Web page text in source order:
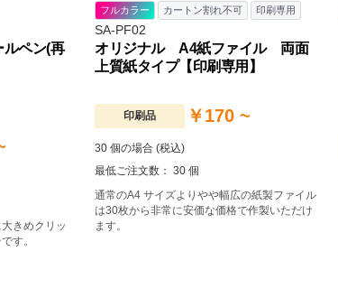
ペン(再
きめクリッ
す。
フルカラー カートン割れ不可 印刷専用
SA-PF02
オリジナル A4紙ファイル 両面
上質紙タイプ【印刷専用】
印刷品 ￥170 ~
30 個の場合 (税込)
最低ご注文数： 30 個
通常のA4 サイズよりやや幅広の紙製ファイル
は30枚から非常に安価な価格で作製いただけ
ます。